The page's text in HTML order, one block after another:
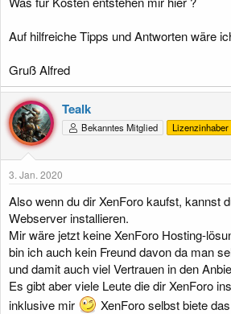
Auf hilfreiche Tipps und Antworten wäre
Gruß Alfred
Tealk
Bekanntes Mitglied Lizenzinhaber
3. Jan. 2020
Also wenn du dir XenForo kaufst, kannst
Webserver installieren.
Mir wäre jetzt keine XenForo Hosting-
bin ich auch kein Freund davon da man
und damit auch viel Vertrauen in den
Es gibt aber viele Leute die dir XenForo
inklusive mir
XenForo selbst biete